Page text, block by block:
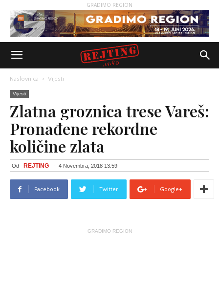
GRADIMO REGION
Naslovnica Vijesti
Vijesti
Zlatna groznica trese Vareš:
Pronađene rekordne
količine zlata
Od REJTING - 4 Novembra, 2018 13:59
Facebook Twitter Google+
GRADIMO REGION